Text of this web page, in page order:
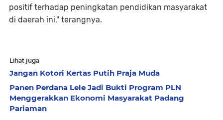
positif terhadap peningkatan pendidikan masyarakat
di daerah ini," terangnya.
Lihat juga
Jangan Kotori Kertas Putih Praja Muda
Panen Perdana Lele Jadi Bukti Program PLN
Menggerakkan Ekonomi Masyarakat Padang
Pariaman